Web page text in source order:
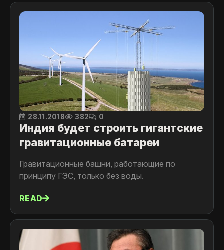
28.11.2018 382 0
Индия будет строить гигантские
гравитационные батареи
Гравитационные башни, работающие по
принципу ГЭС, только без воды.
READ